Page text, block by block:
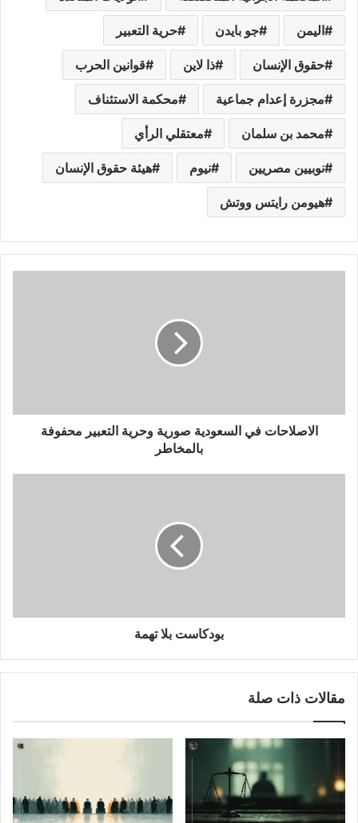
اليمن جو بايدن حرية التعبير
حقوق الإنسان ذا لاين قوانين الحرب
مجزرة إعدام جماعية محكمة الاستئناف
محمد بن سلمان معتقلي الرأي
نوبيين مصريين نيوم هيئة حقوق الإنسان
هيومن رايتس ووتش
الاصلاحات في السعودية صورية وحرية التعبير محفوفة
بالمخاطر
بودكاست بلا تهمة
مقالات ذات صلة